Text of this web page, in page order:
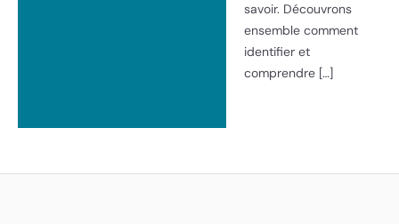
savoir. Découvrons
ensemble comment
identifier et
comprendre […]